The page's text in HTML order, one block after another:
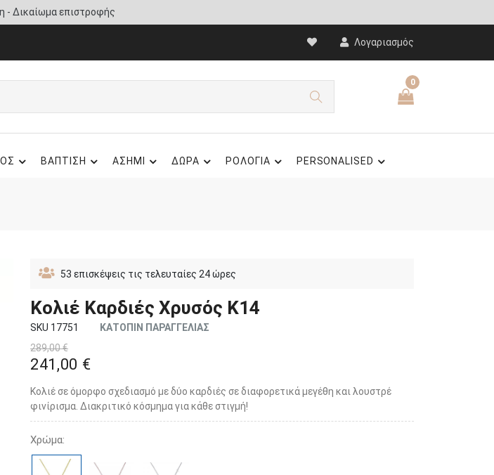
- Δικαίωμα επιστροφής
Λογαριασμός
0
ΒΑΠΤΙΣΗ ΑΣΗΜΙ ΔΩΡΑ ΡΟΛΟΓΙΑ PERSONALISED
53 επισκέψεις τις τελευταίες 24 ώρες
Κολιέ Καρδιές Χρυσός Κ14
SKU 17751
ΚΑΤΟΠΙΝ ΠΑΡΑΓΓΕΛΙΑΣ
289,00 €
241,00 €
Κολιέ σε όμορφο σχεδιασμό με δύο καρδιές σε διαφορετικά μεγέθη και λουστρέ
φινίρισμα. Διακριτικό κόσμημα για κάθε στιγμή!
Χρώμα: